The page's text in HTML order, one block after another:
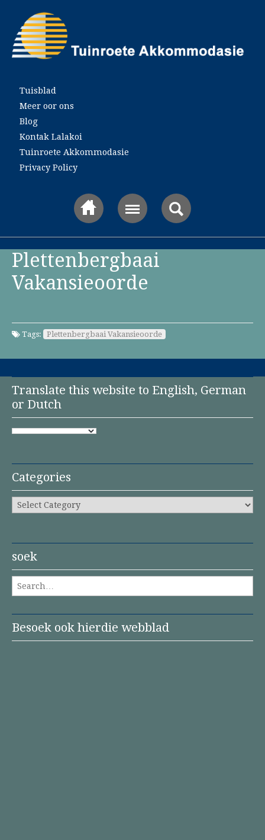
Main menu
Tuisblad
Meer oor ons
Blog
Kontak Lalakoi
Tuinroete Akkommodasie
Privacy Policy
Plettenbergbaai
Vakansieoorde
Tags: Plettenbergbaai Vakansieoorde
Translate this website to English, German
or Dutch
Categories
Categories
soek
Besoek ook hierdie webblad